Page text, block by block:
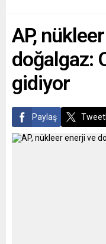
AP,
doğalgaz:
gidiyor
Paylaş